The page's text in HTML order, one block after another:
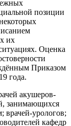
позиции
их
Оценка
Приказом
года.
акушеров-
занимающихся
урологов;
кафедр